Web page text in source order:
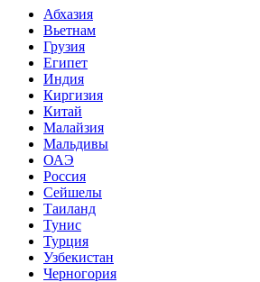
Абхазия
Вьетнам
Грузия
Египет
Индия
Киргизия
Китай
Малайзия
Мальдивы
ОАЭ
Россия
Сейшелы
Таиланд
Тунис
Турция
Узбекистан
Черногория